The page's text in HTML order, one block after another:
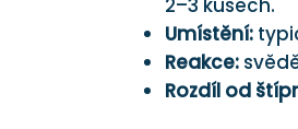
2–3 kusech.
Umístění:
Reakce:
Rozdíl od